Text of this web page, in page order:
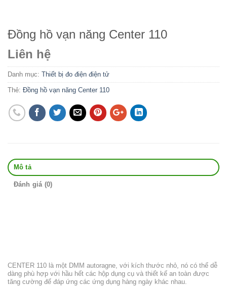
Đồng hồ vạn năng Center 110
Liên hệ
Danh mục: Thiết bị đo điện điện tử
Thẻ: Đồng hồ vạn năng Center 110
Mô tả
Đánh giá (0)
CENTER 110 là một DMM autoragne, với kích thước nhỏ, nó có thể dễ
dàng phù hợp với hầu hết các hộp dụng cụ và thiết kế an toàn được
tăng cường để đáp ứng các ứng dụng hàng ngày khác nhau.